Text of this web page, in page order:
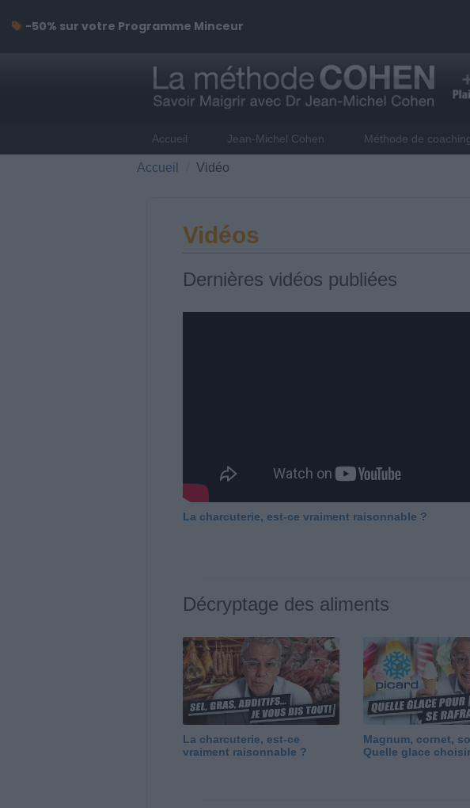
Accueil Jean-Michel Cohen Méthode de
Accueil Vidéo
Vidéos
Dernières vidéos publiées
La charcuterie, est-ce vraiment raisonnable ?
Décryptage des aliments
La charcuterie, est-ce
vraiment raisonnable ?
Magnum, cornet,
Quelle glace
-50% sur votre Programme Minceur